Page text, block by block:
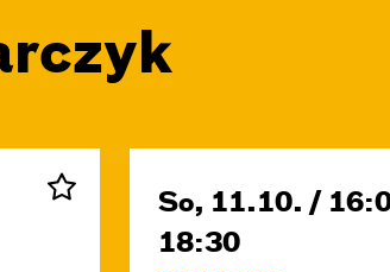
So, 11.10. /
18:30